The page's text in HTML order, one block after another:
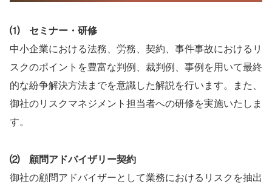
⑴ セミナー・研修
中小企業における法務、労務、契約、事件事故におけるリ
スクのポイントを豊富な判例、裁判例、事例を用いて最終
的な紛争解決方法までを意識した解説を行います。また、
御社のリスクマネジメント担当者への研修を実施いたしま
す。
⑵ 顧問アドバイザリー契約
御社の顧問アドバイザーとして業務におけるリスクを抽出